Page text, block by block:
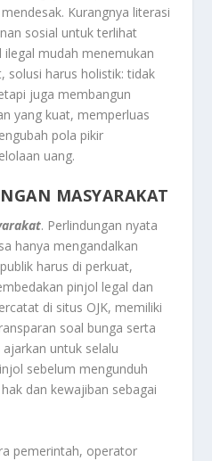
Kurangnya literasi
sosial untuk terlihat
mudah menemukan
solusi harus holistik: tidak
juga membangun
yang kuat, memperluas
pola pikir
uang.
MASYARAKAT
. Perlindungan nyata
hanya mengandalkan
harus di perkuat,
pinjol legal dan
di situs OJK, memiliki
soal bunga serta
untuk selalu
sebelum mengunduh
dan kewajiban sebagai
pemerintah, operator